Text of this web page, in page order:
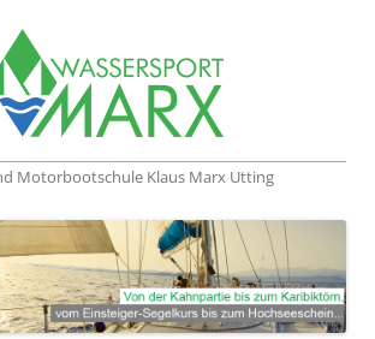
Motorbootschule Klaus Marx Utting